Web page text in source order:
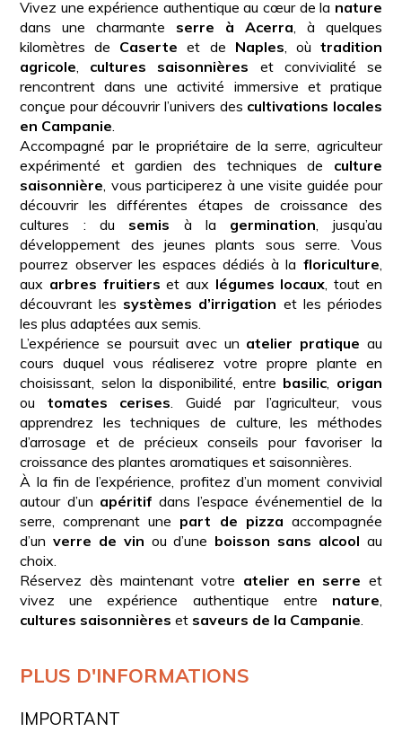
Vivez une expérience authentique au cœur de la nature
dans une charmante serre à Acerra , à quelques
kilomètres de Caserte et de Naples , où tradition
agricole
cultures saisonnières et convivialité se
rencontrent dans une activité immersive et pratique
conçue pour découvrir l’univers des cultivations locales
en Campanie
Accompagné par le propriétaire de la serre, agriculteur
expérimenté et gardien des techniques de culture
saisonnière , vous participerez à une visite guidée pour
découvrir les différentes étapes de croissance des
cultures : du semis à la germination , jusqu’au
développement des jeunes plants sous serre. Vous
pourrez observer les espaces dédiés à la floriculture
aux arbres fruitiers et aux légumes locaux , tout en
découvrant les systèmes d’irrigation et les périodes
les plus adaptées aux semis.
L’expérience se poursuit avec un atelier pratique au
cours duquel vous réaliserez votre propre plante en
choisissant, selon la disponibilité, entre basilic origan
ou tomates cerises . Guidé par l’agriculteur, vous
apprendrez les techniques de culture, les méthodes
d’arrosage et de précieux conseils pour favoriser la
croissance des plantes aromatiques et saisonnières.
À la fin de l’expérience, profitez d’un moment convivial
autour d’un apéritif dans l’espace événementiel de la
serre, comprenant une part de pizza accompagnée
d’unverre de vin ou d’une boisson sans alcool au
choix.
Réservez dès maintenant votre atelier en serre et
vivez une expérience authentique entre nature
cultures saisonnières et saveurs de la Campanie
PLUS D'INFORMATIONS
IMPORTANT